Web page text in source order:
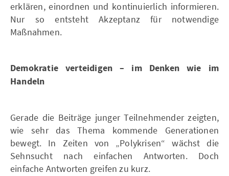
erklären, einordnen und kontinuierlich informieren.
Nur so entsteht Akzeptanz für notwendige
Maßnahmen.
Demokratie verteidigen – im Denken wie im
Handeln
Gerade die Beiträge junger Teilnehmender zeigten,
wie sehr das Thema kommende Generationen
bewegt. In Zeiten von „Polykrisen“ wächst die
Sehnsucht nach einfachen Antworten. Doch
einfache Antworten greifen zu kurz.